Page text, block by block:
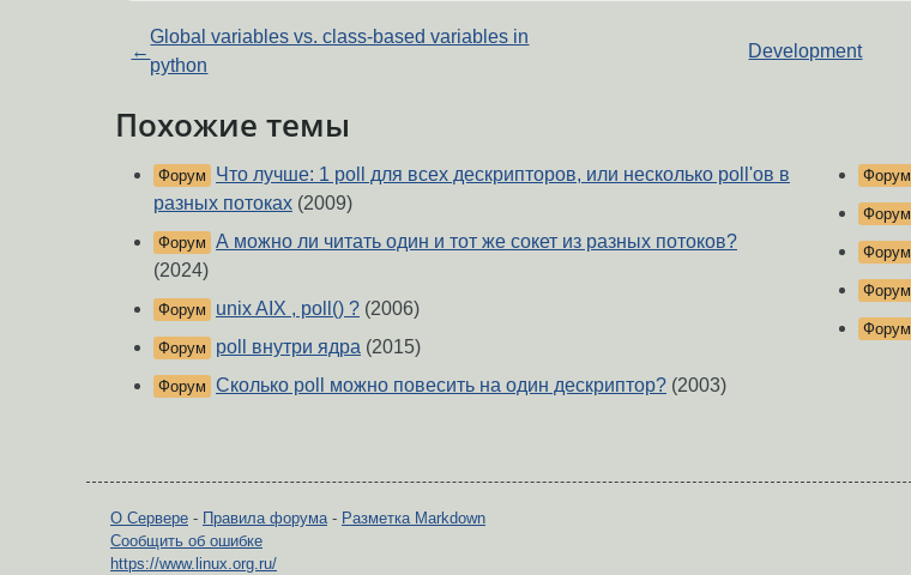
←
Global variables vs. class-based variables in
python
Development
Похожие темы
Форум
Что лучше: 1 poll для всех дескрипторов, или несколько poll'ов в
разных потоках (2009)
Форум А можно ли читать один и тот же сокет из разных потоков?
(2024)
Форум unix AIX , poll() ? (2006)
Форум poll внутри ядра (2015)
Форум Сколько poll можно повесить на один дескриптор? (2003)
Форум
Форум
Форум
Форум
Форум
О Сервере - Правила форума- Разметка Markdown
Сообщить об ошибке
https://www.linux.org.ru/